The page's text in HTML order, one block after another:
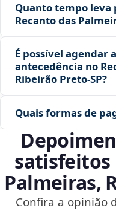
Quanto tempo leva
Recanto das
É possível agendar
antecedência no
Ribeirão Preto‑SP?
Quais formas de
satisfeitos
Palmeiras,
Confira a opinião